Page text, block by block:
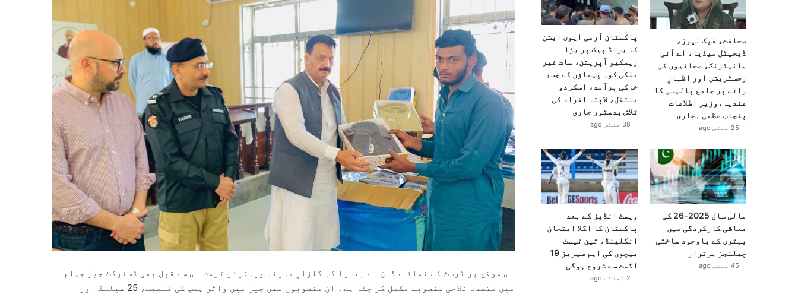
اس موقع پر ٹرسٹ کے نمائندگان نے بتایا کہ گلزارِ مدینہ ویلفیئر ٹرسٹ اس سے قبل بھی ڈسٹرکٹ جیل جہلم
میں متعدد فلاحی منصوبے مکمل کر چکا ہے۔ ان منصوبوں میں جیل میں واٹر پمپ کی تنصیب، 25 سیلنگ اور
صحافت، فیک نیوز،
ڈیجیٹل میڈیا، اے آئی
مانیٹرنگ، صحافیوں کی
رجسٹریشن اور اظہارِ
رائے پر جامع پالیسی کا
عندیہ،وزیر اطلاعات
پنجاب عظمیٰ بخاری
25 منٹس ago
پاکستان آرمی ایوی ایشن
کا براڈ پیک پر بڑا
ریسکیو آپریشن، سات غیر
ملکی کوہ پیماؤں کے جسدِ
خاکی برآمد، اسکردو
منتقل، لاپتہ افراد کی
تلاش بدستور جاری
38 منٹس ago
مالی سال 2025-26 کی
معاشی کارکردگی میں
بہتری کے باوجود ساختی
چیلنجز برقرار
45 منٹس ago
ویسٹ انڈیز کے بعد
پاکستان کا اگلا امتحان
انگلینڈ، تین ٹیسٹ
میچوں کی اہم سیریز 19
اگست سے شروع ہوگی
2 گھنٹے ago